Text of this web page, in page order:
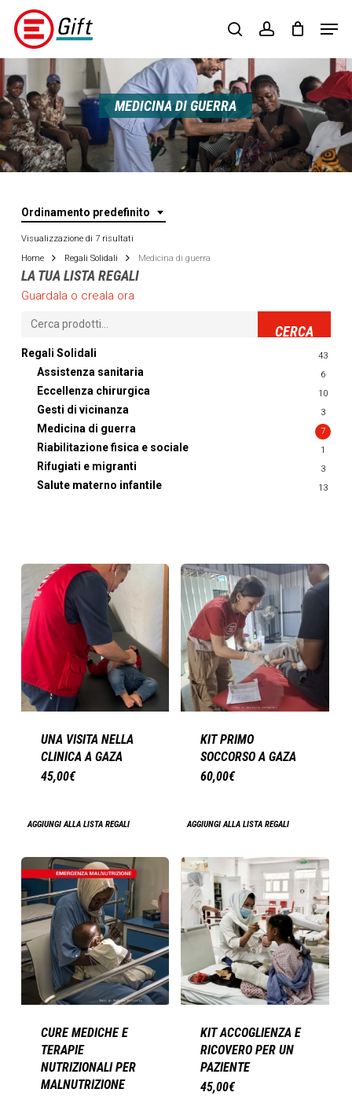
Skip
main
searchaccount
MEDICINA DI GUERRA
Ordinamento predefinito
Visualizzazione di 7 risultati
Home
Regali Solidali Medicina di guerra
LA TUA LISTA REGALI
Guardala o creala ora
Cerca:
CERCA
Regali Solidali 43
Assistenza sanitaria 6
Eccellenza chirurgica 10
Gesti di vicinanza 3
Medicina di guerra 7
Riabilitazione fisica e sociale 1
Rifugiati e migranti 3
Salute materno infantile 13
UNA VISITA NELLA
CLINICA A GAZA
45,00€
AGGIUNGI ALLA LISTA REGALI
KIT PRIMO
SOCCORSO A GAZA
60,00€
AGGIUNGI ALLA LISTA REGALI
CURE MEDICHE E
TERAPIE
NUTRIZIONALI PER
MALNUTRIZIONE
KIT ACCOGLIENZA E
RICOVERO PER UN
PAZIENTE
45,00€